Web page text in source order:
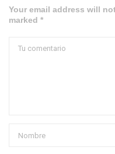
Your email address will
marked *